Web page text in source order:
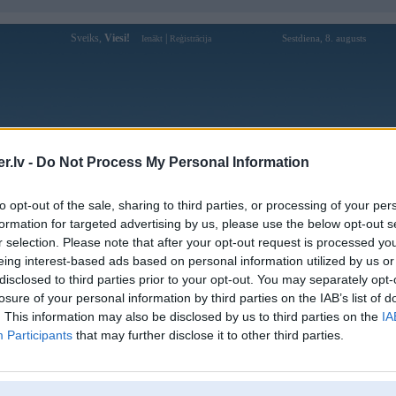
- Do Not Process My Personal Information
opt-out of the sale, sharing to third parties, or processing of your
for targeted advertising by us, please use the below opt-out
selection. Please note that after your opt-out request is processed
interest-based ads based on personal information utilized by us
to third parties prior to your opt-out. You may separately
of your personal information by third parties on the IAB’s list of
This information may also be disclosed by us to third parties on the
Participants that may further disclose it to other third parties.
Sveiks, Viesi! Ienākt Reģistrācija Sestdiena, 8. augusts
Forums Galerijas Reģistrācija Lietotāji
Lietotāja Vn88click profils
Lietotājvārds:
Vn88click
Ziņojumi forumā:
0
Pēdējie ziņojumi forumā